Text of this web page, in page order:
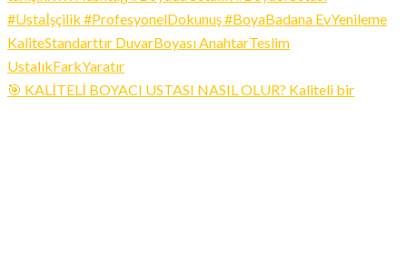
🎯 KALİTELİ BOYACI USTASI NASIL OLUR? Kaliteli bir